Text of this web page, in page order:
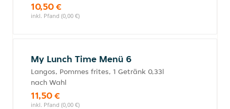
10,50 €
inkl. Pfand (0,00 €)
My Lunch Time Menü 6
Langos, Pommes frites, 1 Getränk 0,33l
nach Wahl
11,50 €
inkl. Pfand (0,00 €)